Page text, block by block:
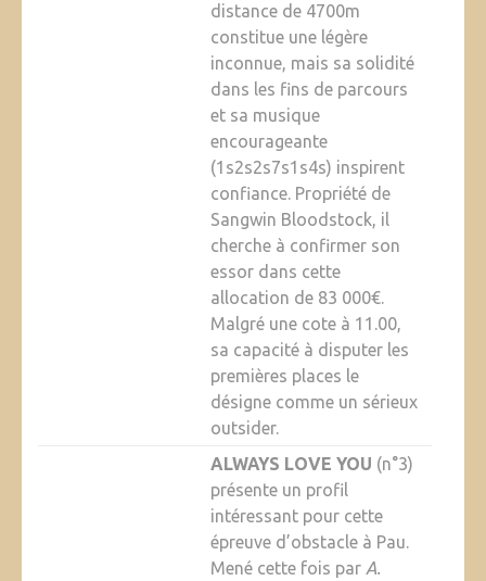
distance de 4700m
constitue une légère
inconnue, mais sa solidité
dans les fins de parcours
et sa musique
encourageante
(1s2s2s7s1s4s) inspirent
confiance. Propriété de
Sangwin Bloodstock, il
cherche à confirmer son
essor dans cette
allocation de 83 000€.
Malgré une cote à 11.00,
sa capacité à disputer les
premières places le
désigne comme un sérieux
outsider.
ALWAYS LOVE YOU (n°3)
présente un profil
intéressant pour cette
épreuve d’obstacle à Pau.
Mené cette fois par A.